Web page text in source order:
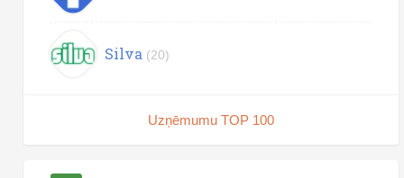
Silva (20)
Uzņēmumu TOP 100